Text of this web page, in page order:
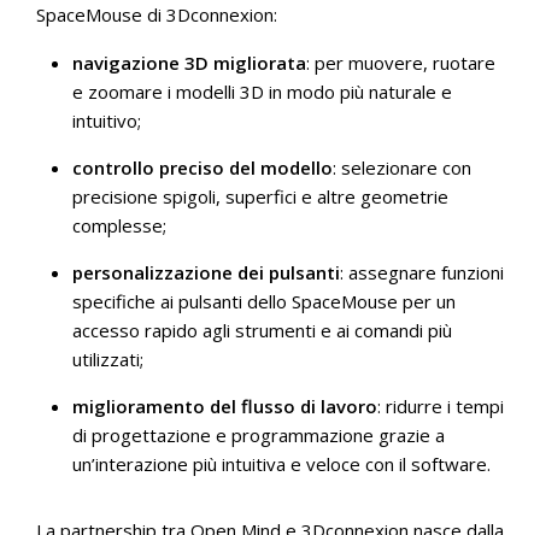
SpaceMouse di 3Dconnexion:
navigazione 3D migliorata: per muovere, ruotare
e zoomare i modelli 3D in modo più naturale e
intuitivo;
controllo preciso del modello: selezionare con
precisione spigoli, superfici e altre geometrie
complesse;
personalizzazione dei pulsanti: assegnare funzioni
specifiche ai pulsanti dello SpaceMouse per un
accesso rapido agli strumenti e ai comandi più
utilizzati;
miglioramento del flusso di lavoro: ridurre i tempi
di progettazione e programmazione grazie a
un’interazione più intuitiva e veloce con il software.